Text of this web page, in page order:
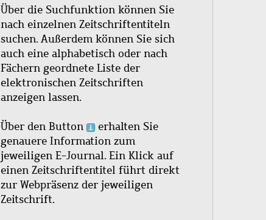
Über die Suchfunktion können Sie
nach einzelnen Zeitschriftentiteln
suchen. Außerdem können Sie sich
auch eine alphabetisch oder nach
Fächern geordnete Liste der
elektronischen Zeitschriften
anzeigen lassen.
Über den Button
erhalten Sie
genauere Information zum
jeweiligen E-Journal. Ein Klick auf
einen Zeitschriftentitel führt direkt
zur Webpräsenz der jeweiligen
Zeitschrift.